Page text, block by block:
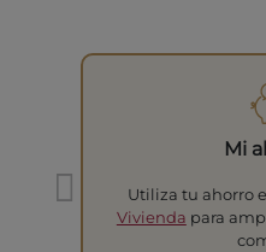
Mi
Utiliza tu ahorro
Vivienda para